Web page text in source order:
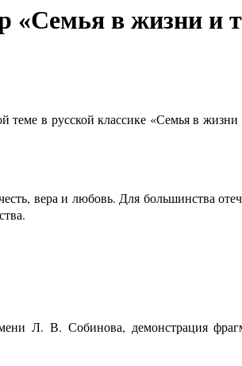
«Семья в жизни и
в русской классике «Семья в жизни
вера и любовь. Для большинства
Л. В. Собинова, демонстрация